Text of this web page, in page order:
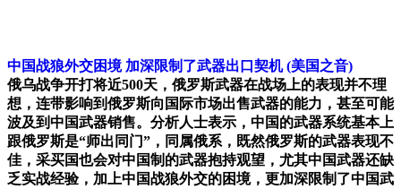
中国战狼外交困境 加深限制了武器出口契机 (美国之音)
俄乌战争开打将近500天，俄罗斯武器在战场上的表现并不理
想，连带影响到俄罗斯向国际市场出售武器的能力，甚至可能
波及到中国武器销售。分析人士表示，中国的武器系统基本上
跟俄罗斯是“师出同门”，同属俄系，既然俄罗斯的武器表现不
佳，采买国也会对中国制的武器抱持观望，尤其中国武器还缺
乏实战经验，加上中国战狼外交的困境，更加深限制了中国武